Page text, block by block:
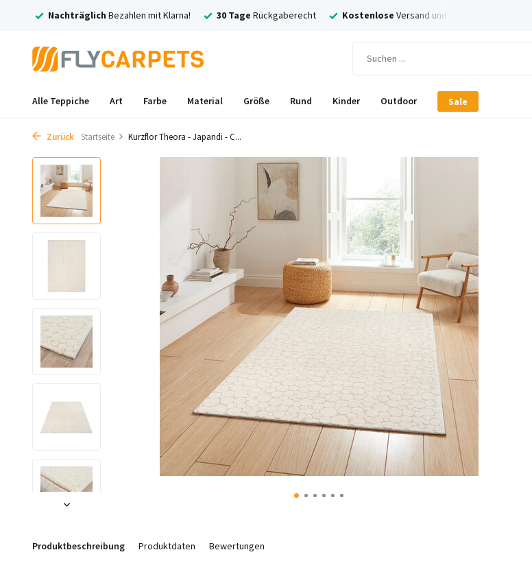
Bezahlen mit Klarna! 30 TageRückgaberecht KostenloseVersand und Rückversand Nachträglich
Alle Teppiche Art Farbe Material Größe Rund Kinder Outdoor Sale
Zurück Startseite Kurzflor Theora - Japandi - C...
Produktbeschreibung Produktdaten Bewertungen